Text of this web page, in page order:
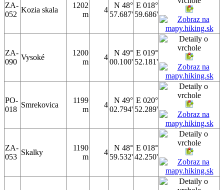
ZA-
052
Kozia skala
1202
m
4
N 48°
57.687'
E 018°
59.686'
ZA-
090
Vysoké
1200
m
4
N 49°
00.100'
E 019°
52.181'
PO-
018
Smrekovica
1199
m
4
N 49°
02.794'
E 020°
52.289'
ZA-
053
Skalky
1190
m
4
N 48°
59.532'
E 018°
42.250'